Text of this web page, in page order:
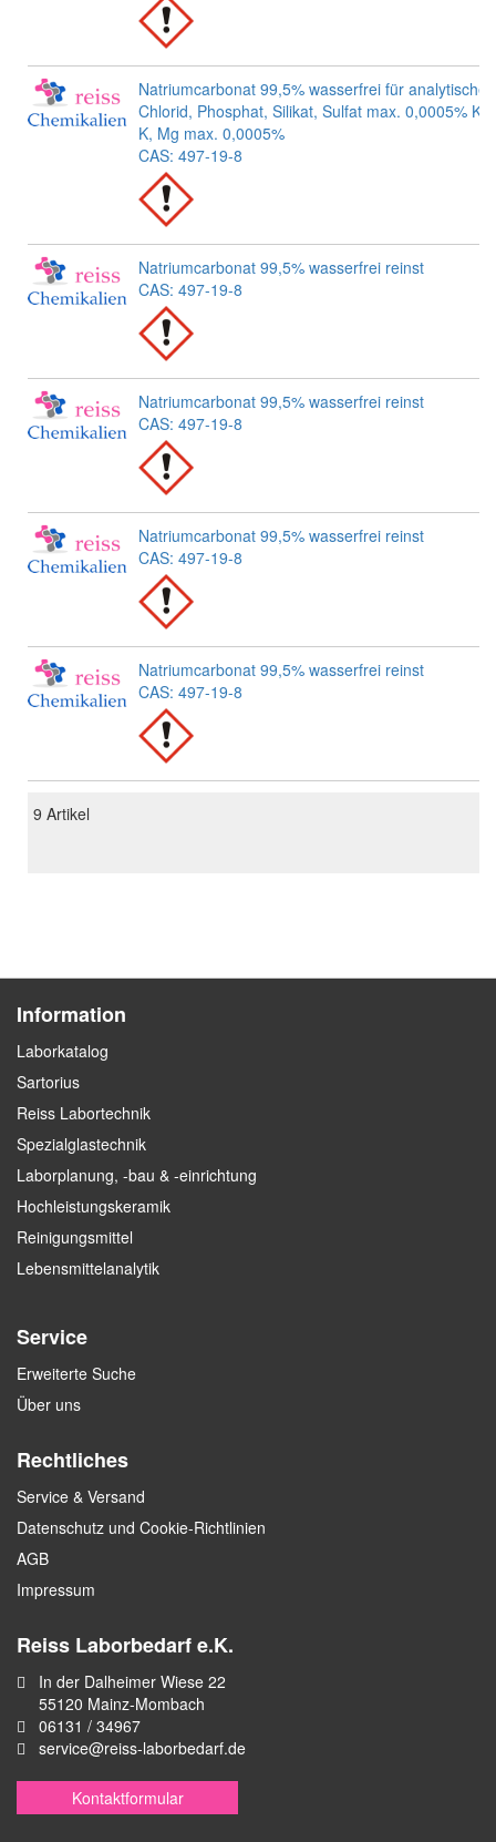
Natriumcarbonat 99,5% wasserfrei für analytische
Chlorid, Phosphat, Silikat, Sulfat max. 0,0005%
K, Mg max. 0,0005%
CAS: 497-19-8
Natriumcarbonat 99,5% wasserfrei reinst
CAS: 497-19-8
Natriumcarbonat 99,5% wasserfrei reinst
CAS: 497-19-8
Natriumcarbonat 99,5% wasserfrei reinst
CAS: 497-19-8
Natriumcarbonat 99,5% wasserfrei reinst
CAS: 497-19-8
9 Artikel
Information
Laborkatalog
Sartorius
Reiss Labortechnik
Spezialglastechnik
Laborplanung, -bau & -einrichtung
Hochleistungskeramik
Reinigungsmittel
Lebensmittelanalytik
Service
Erweiterte Suche
Über uns
Rechtliches
Service & Versand
Datenschutz und Cookie-Richtlinien
AGB
Impressum
Reiss Laborbedarf e.K.
In der Dalheimer Wiese 22
55120 Mainz-Mombach
06131 / 34967
service@reiss-laborbedarf.de
Kontaktformular